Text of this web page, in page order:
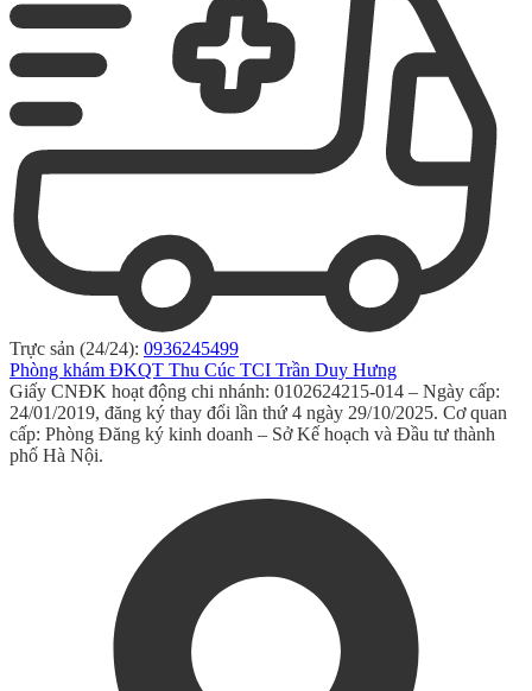
Trực sản (24/24): 0936245499
Phòng khám ĐKQT Thu Cúc TCI Trần Duy Hưng
Giấy CNĐK hoạt động chi nhánh: 0102624215-014 – Ngày cấp:
24/01/2019, đăng ký thay đổi lần thứ 4 ngày 29/10/2025. Cơ quan
cấp: Phòng Đăng ký kinh doanh – Sở Kế hoạch và Đầu tư thành
phố Hà Nội.